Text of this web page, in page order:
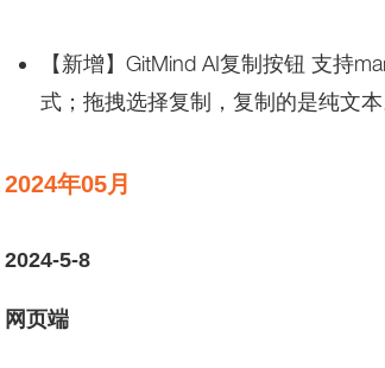
【新增】GitMind AI复制按钮 支持
式；拖拽选择复制，复制的是纯文本
2024年05月
2024-5-8
网页端